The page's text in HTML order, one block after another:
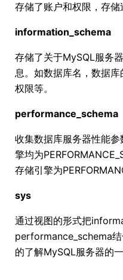
存储了账户和权限，存储
information_schema
存储了关于MySQL服务
息。如数据库名，数据
权限等。
performance_schema
收集数据库服务器性能
擎均为
存储引擎为
sys
通过视图的形式把
performance_schema
的了解MySQL服务器的一